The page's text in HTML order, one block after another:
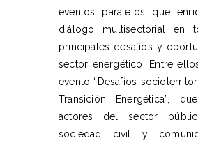
eventos paralelos que
diálogo multisectorial en
principales desafíos y
sector energético. Entre
evento “Desafíos
Transición Energética”,
actores del sector
sociedad civil y